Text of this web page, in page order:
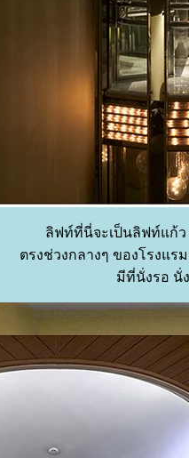
ลิฟท์ที่นี่จะเป็นลิฟท์แก้
ตรงช่วงกลางๆ ของโรงแ
มีที่นั่งรอ นั่